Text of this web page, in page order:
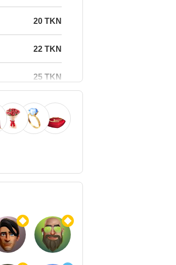
20 TKN
22 TKN
25 TKN